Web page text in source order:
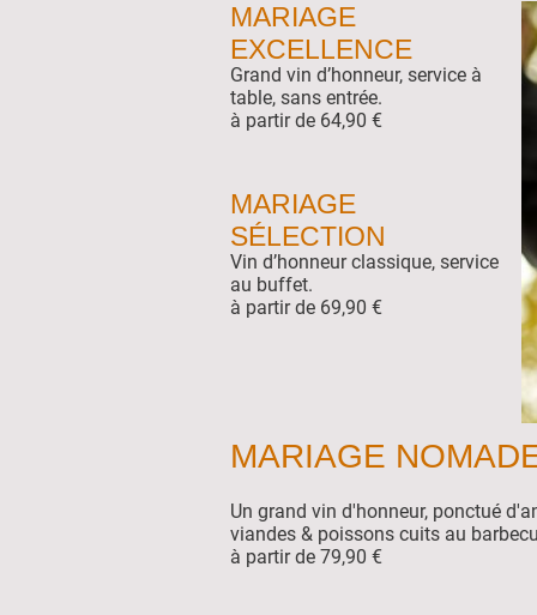
MARIAGE
EXCELLENCE
Grand vin d’honneur, service à
table, sans entrée.
à partir de 64,90 €
MARIAGE
SÉLECTION
Vin d’honneur classique, service
au buffet.
à partir de 69,90 €
MARIAGE
Un grand vin d'honneur, ponctué
viandes & poissons cuits au
à partir de 79,90 €